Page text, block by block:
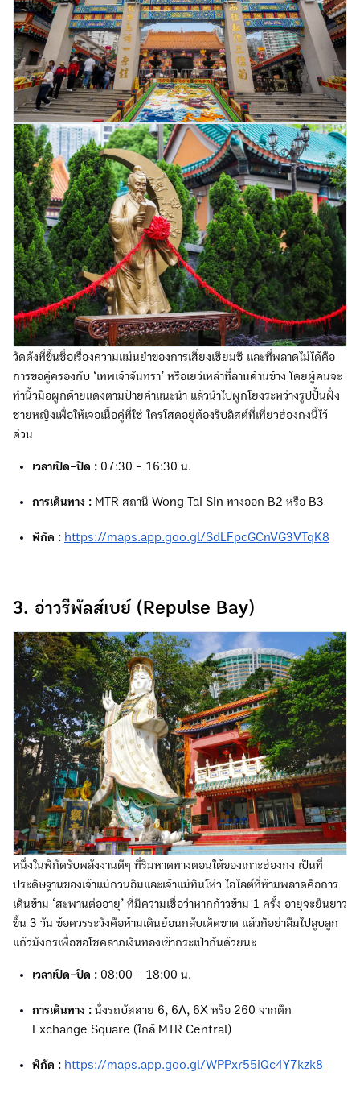
วัดดังที่ขึ้นชื่อเรื่องความแม่นยำของการเสี่ยงเซียมซี และที่พลาดไม่ได้คือ
การขอคู่ครองกับ ‘เทพเจ้าจันทรา’ หรือเยว่เหล่าที่ลานด้านข้าง โดยผู้คนจะ
ทำนิ้วมือผูกด้ายแดงตามป้ายคำแนะนำ แล้วนำไปผูกโยงระหว่างรูปปั้นฝั่ง
ชายหญิงเพื่อให้เจอเนื้อคู่ที่ใช่ ใครโสดอยู่ต้องรีบลิสต์ที่เที่ยวฮ่องกงนี้ไว้
ด่วน
เวลาเปิด-ปิด : 07:30 - 16:30 น.
การเดินทาง : MTR สถานี Wong Tai Sin ทางออก B2 หรือ B3
พิกัด : https://maps.app.goo.gl/SdLFpcGCnVG3VTqK8
3. อ่าวรีพัลส์เบย์ (Repulse Bay)
หนึ่งในพิกัดรับพลังงานดีๆ ที่ริมหาดทางตอนใต้ของเกาะฮ่องกง เป็นที่
ประดิษฐานของเจ้าแม่กวนอิมและเจ้าแม่ทินโห่ว ไฮไลต์ที่ห้ามพลาดคือการ
เดินข้าม ‘สะพานต่ออายุ’ ที่มีความเชื่อว่าหากก้าวข้าม 1 ครั้ง อายุจะยืนยาว
ขึ้น 3 วัน ข้อควรระวังคือห้ามเดินย้อนกลับเด็ดขาด แล้วก็อย่าลืมไปลูบลูก
แก้วมังกรเพื่อขอโชคลาภเงินทองเข้ากระเป๋ากันด้วยนะ
เวลาเปิด-ปิด : 08:00 - 18:00 น.
การเดินทาง : นั่งรถบัสสาย 6, 6A, 6X หรือ 260 จากตึก
Exchange Square (ใกล้ MTR Central)
พิกัด : https://maps.app.goo.gl/WPPxr55iQc4Y7kzk8